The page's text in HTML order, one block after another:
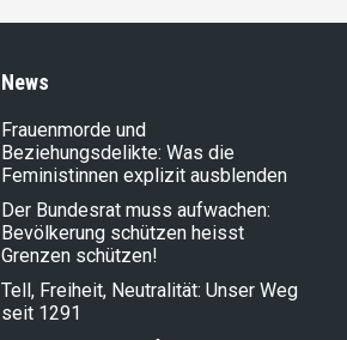
News
Frauenmorde und
Beziehungsdelikte: Was die
Feministinnen explizit ausblenden
Der Bundesrat muss aufwachen:
Bevölkerung schützen heisst
Grenzen schützen!
Tell, Freiheit, Neutralität: Unser Weg
seit 1291